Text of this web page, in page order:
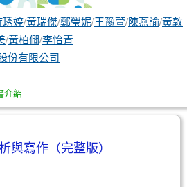
琇婷/黃瑞傑/鄭瑩妮/王豫萱/陳燕諭/黃敦
/黃柏僩/李怡青
份有限公司
介紹
與寫作（完整版）